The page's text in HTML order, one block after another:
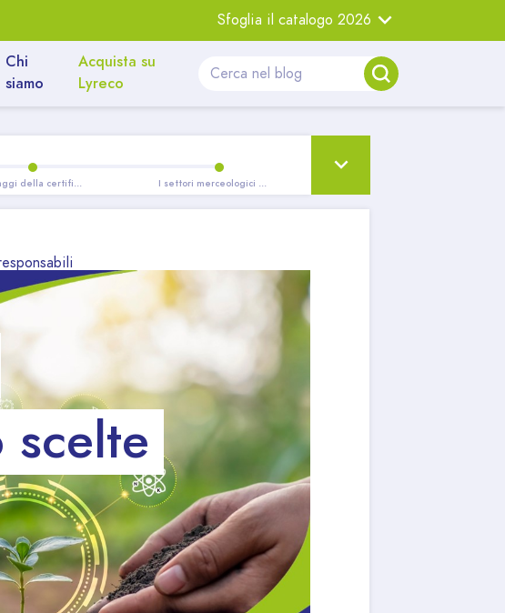
Sfoglia il catalogo 2026
Chi
siamo
Acquista su
Lyreco
I vantaggi della certificazione Ecolabel per consumatori e imprese I settori merceologici e i prodotti Ecolabel
scelte